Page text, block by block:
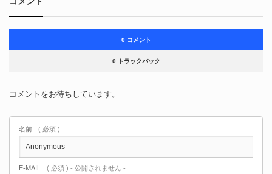
0 コメント
0 トラックバック
コメントをお待ちしています。
名前 ( 必須 )
E-MAIL ( 必須 ) - 公開されません -